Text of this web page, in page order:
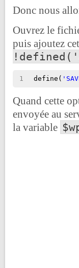
Donc nous
Ouvrez le
puis ajoutez
1 define(
Quand cette
envoyée au
la variable